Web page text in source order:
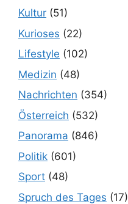
Kultur (51)
Kurioses (22)
Lifestyle (102)
Medizin (48)
Nachrichten (354)
Österreich (532)
Panorama (846)
Politik (601)
Sport (48)
Spruch des Tages (17)